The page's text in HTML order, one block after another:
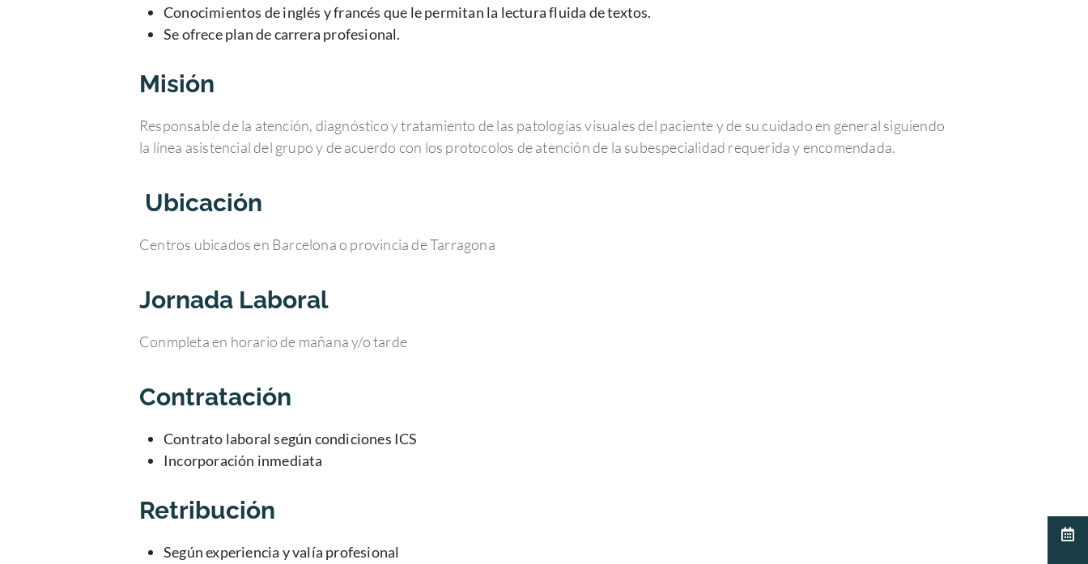
Conocimientos de inglés y francés que le permitan la lectura fluida de textos.
Se ofrece plan de carrera profesional.
Misión
Responsable de la atención, diagnóstico y tratamiento de las patologías visuales del paciente y de su cuidado en general siguiendo
la línea asistencial del grupo y de acuerdo con los protocolos de atención de la subespecialidad requerida y encomendada.
Ubicación
Centros ubicados en Barcelona o provincia de Tarragona
Jornada Laboral
Conmpleta en horario de mañana y/o tarde
Contratación
Contrato laboral según condiciones ICS
Incorporación inmediata
Retribución
Según experiencia y valía profesional